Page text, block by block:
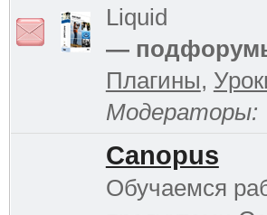
Liquid
—
Плагины,
Модераторы:
Canopus
Обучаемся